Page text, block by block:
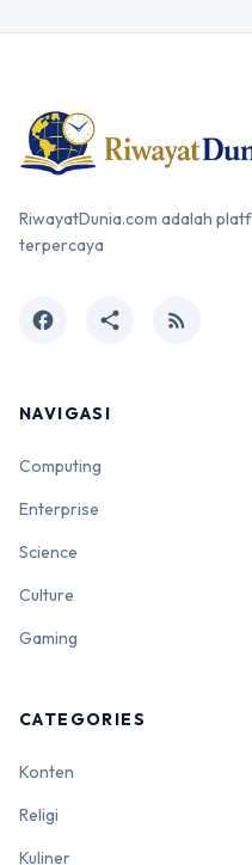
RiwayatDunia.com adalah
terpercaya
facebook share rss_feed
NAVIGASI
Computing
Enterprise
Science
Culture
Gaming
CATEGORIES
Konten
Religi
Kuliner